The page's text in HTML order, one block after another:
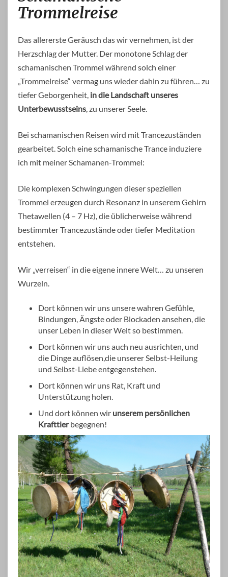
Trommelreise
Das allererste Geräusch das wir vernehmen, ist der
Herzschlag der Mutter. Der monotone Schlag der
schamanischen Trommel während solch einer
„Trommelreise“ vermag uns wieder dahin zu führen… zu
tiefer Geborgenheit, in die Landschaft unseres
Unterbewusstseins , zu unserer Seele.
Bei schamanischen Reisen wird mit Trancezuständen
gearbeitet. Solch eine schamanische Trance induziere
ich mit meiner Schamanen-Trommel:
Die komplexen Schwingungen dieser speziellen
Trommel erzeugen durch Resonanz in unserem Gehirn
Thetawellen (4 – 7 Hz), die üblicherweise während
bestimmter Trancezustände oder tiefer Meditation
entstehen.
Wir „verreisen“ in die eigene innere Welt… zu unseren
Wurzeln.
Dort können wir uns unsere wahren Gefühle,
Bindungen, Ängste oder Blockaden ansehen, die
unser Leben in dieser Welt so bestimmen.
Dort können wir uns auch neu ausrichten, und
die Dinge auflösen,die unserer Selbst-Heilung
und Selbst-Liebe entgegenstehen.
Dort können wir uns Rat, Kraft und
Unterstützung holen.
Und dort können wir unserem persönlichen
Krafttierbegegnen!